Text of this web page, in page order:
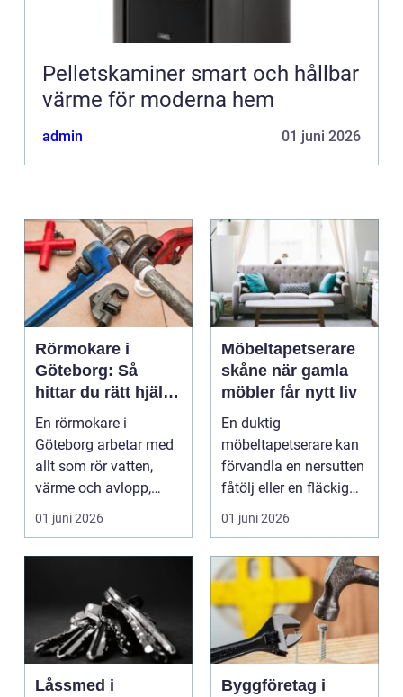
Pelletskaminer smart och hållbar
värme för moderna hem
admin 01 juni 2026
Rörmokare i
Göteborg: Så
hittar du rätt hjälp
för vatten, värme
och avlopp
En rörmokare i
Göteborg arbetar med
allt som rör vatten,
värme och avlopp,
b&ari...
01 juni 2026
Möbeltapetserare
skåne när gamla
möbler får nytt liv
En duktig
möbeltapetserare kan
förvandla en nersutten
fåtölj eller en fläckig
soffa till en favoritm...
01 juni 2026
Låssmed i
Byggföretag i